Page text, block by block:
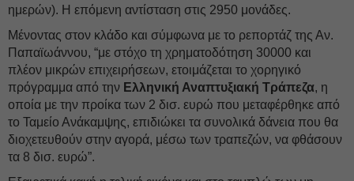
ημερών). Η επόμενη αντίσταση στις 2950 μονάδες.
Μένοντας στον κλάδο και σύμφωνα με το ρεπορτάζ της Αν.
Παπαϊωάννου, “με στόχο τη χρηματοδότηση 30000 και
πλέον μικρών επιχειρήσεων, ετοιμάζεται το χορηγικό
πρόγραμμα από την Ελληνική Αναπτυξιακή Τράπεζα, η
οποία με την προίκα των 2 δισ. ευρώ που μεταφέρθηκε από
το Ταμείο Ανάκαμψης, επιδιώκει τα συνολικά δάνεια που θα
διοχετευθούν στην αγορά, μέσω των τραπεζών, να φθάσουν
τα 8 δισ. ευρώ”.